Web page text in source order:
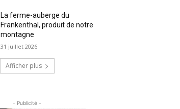
La ferme-auberge du
Frankenthal, produit de notre
montagne
31 juillet 2026
Afficher plus
- Publicité -